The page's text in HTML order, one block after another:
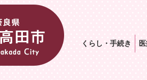
くらし・手続き